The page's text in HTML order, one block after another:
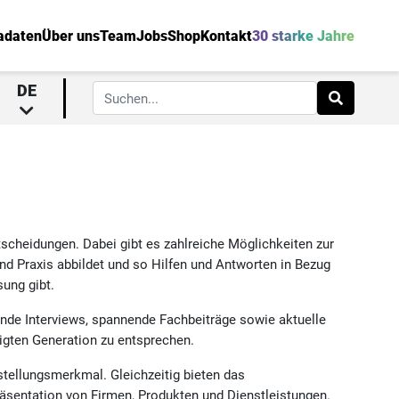
Über unsTeamJobsShopKontakt30 starke Jahre
DE
Dabei gibt es zahlreiche Möglichkeiten zur
Praxis abbildet und so Hilfen und Antworten in Bezug
gibt.
Interviews, spannende Fachbeiträge sowie aktuelle
Generation zu entsprechen.
Gleichzeitig bieten das
von Firmen, Produkten und Dienstleistungen.